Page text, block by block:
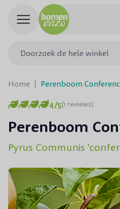
Ga naar de inhoud
Home | Perenboom
4/5(1 reviews)
Perenboom
Pyrus Communis